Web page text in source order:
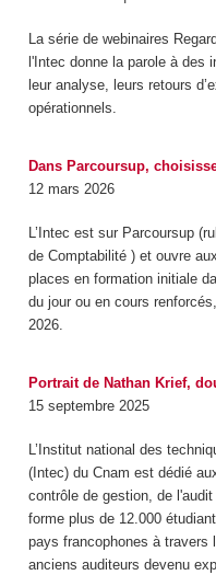
La série de webinaires
l'Intec donne la parole à des
leur analyse, leurs retours
opérationnels.
Dans Parcoursup,
12 mars 2026
L’Intec est sur Parcoursup
de Comptabilité ) et ouvre
places en formation initiale
du jour ou en cours
2026.
Portrait de Nathan Krief,
15 septembre 2025
L’Institut national des
(Intec) du Cnam est dédié
contrôle de gestion, de
forme plus de 12.000
pays francophones à travers
anciens auditeurs devenu